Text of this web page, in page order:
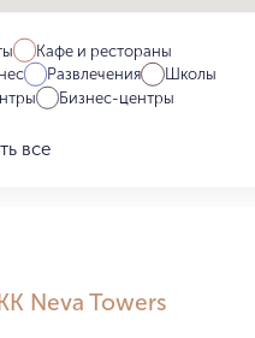
Кафе и рестораны
Развлечения
Школы
Бизнес-центры
все
Neva Towers